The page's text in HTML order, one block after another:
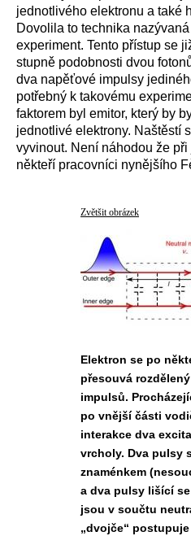
jednotlivého elektronu a také
Dovolila to technika
experiment. Tento přístup se
stupně podobnosti dvou
dva napěťové impulsy
potřebný k takovému
faktorem byl emitor, který by
jednotlivé elektrony. Naštěstí
vyvinout. Není náhodou že
někteří pracovníci nynějšího
Zvětšit obrázek
Elektron se po
přesouvá
impulsů.
po vnější části
interakce dva
vrcholy. Dva pulsy
znaménkem
a dva pulsy lišící
jsou v součtu
„dvojče“